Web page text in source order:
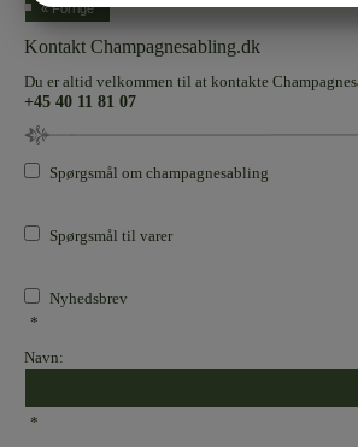
« Forrige
Kontakt Champagnesabling.dk
Du er altid velkommen til at kontakte
+45 40 11 81 07
Spørgsmål om champagnesabling
Spørgsmål til varer
Nyhedsbrev
*
Navn:
*